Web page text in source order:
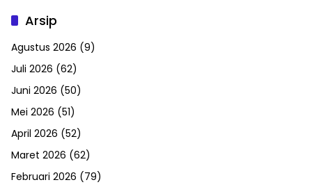
Arsip
Agustus 2026 (9)
Juli 2026 (62)
Juni 2026 (50)
Mei 2026 (51)
April 2026 (52)
Maret 2026 (62)
Februari 2026 (79)